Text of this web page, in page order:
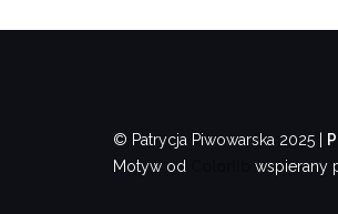
© Patrycja Piwowarska 2025 |
Motyw od
wspierany